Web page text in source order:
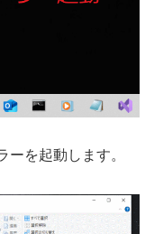
ーを起動します。